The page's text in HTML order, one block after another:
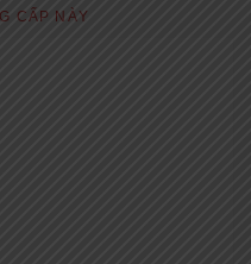
CẤP NÀY